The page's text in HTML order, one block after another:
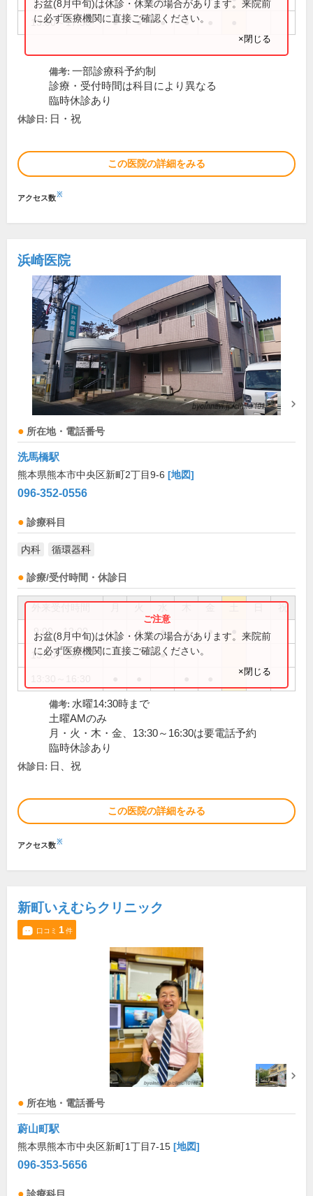
13:00～17:30 ● ● ● ●
お盆(8月中旬)は休診・休業の場合があります。来院前
に必ず医療機関に直接ご確認ください。
×閉じる
備考: 一部診療科予約制
診療・受付時間は科目により異なる
臨時休診あり
休診日: 日・祝
この医院の詳細をみる
アクセス数※
浜崎医院
所在地・電話番号
洗馬橋駅
熊本県熊本市中央区新町2丁目9-6 [地図]
096-352-0556
診療科目
内科 循環器科
診療/受付時間・休診日
祝
9:00～12:00 ● ● ● ● ●
13:30～14:30 ●
お盆(8月中旬)は休診・休業の場合があります。来院前
に必ず医療機関に直接ご確認ください。
×閉じる
備考: 水曜14:30時まで
土曜AMのみ
月・火・木・金、13:30～16:30は要電話予約
臨時休診あり
休診日: 日、祝
この医院の詳細をみる
アクセス数※
新町いえむらクリニック
口コミ 1件
所在地・電話番号
蔚山町駅
熊本県熊本市中央区新町1丁目7-15 [地図]
096-353-5656